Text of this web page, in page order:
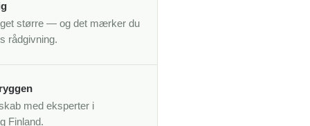
større — og det mærker du
rådgivning.
med eksperter i
Finland.